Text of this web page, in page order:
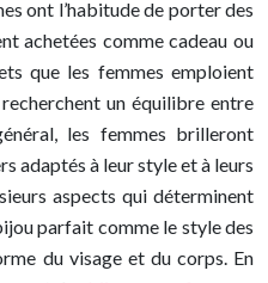
ont l’habitude de porter des
achetées comme cadeau ou
que les femmes emploient
un équilibre entre
les femmes brilleront
adaptés à leur style et à leurs
aspects qui déterminent
parfait comme le style des
du visage et du corps. En